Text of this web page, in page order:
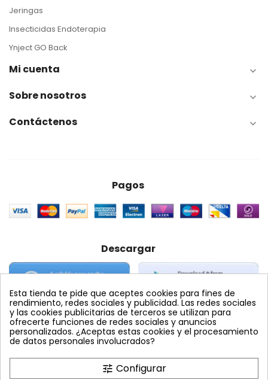
Jeringas
Insecticidas Endoterapia
Ynject GO Back
Mi cuenta 
Sobre nosotros 
Contáctenos 
Pagos
Descargar
Etiquetas Populares
Esta tienda te pide que aceptes cookies para fines de
rendimiento, redes sociales y publicidad. Las redes sociales
y las cookies publicitarias de terceros se utilizan para
ofrecerte funciones de redes sociales y anuncios
personalizados. ¿Aceptas estas cookies y el procesamiento
de datos personales involucrados?
tune Configurar